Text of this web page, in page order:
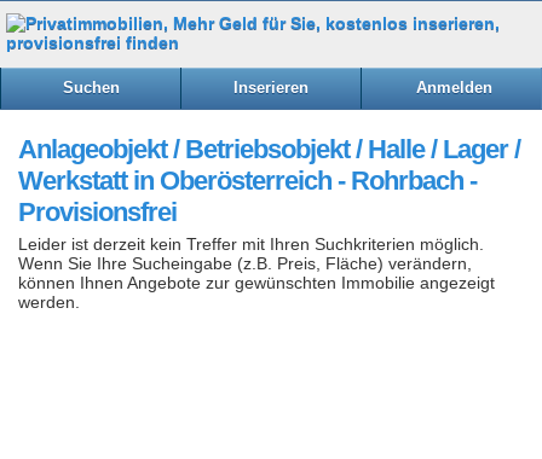
Suchen Inserieren Anmelden
Anlageobjekt / Betriebsobjekt / Halle / Lager /
Werkstatt in Oberösterreich - Rohrbach -
Provisionsfrei
Leider ist derzeit kein Treffer mit Ihren Suchkriterien möglich.
Wenn Sie Ihre Sucheingabe (z.B. Preis, Fläche) verändern,
können Ihnen Angebote zur gewünschten Immobilie angezeigt
werden.